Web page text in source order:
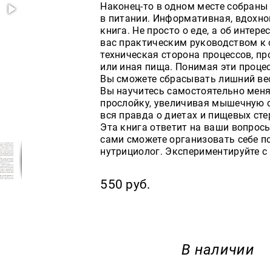
Наконец-то в одном месте
в питании. Информативная,
книга. Не просто о еде, а об
вас практическим руководством
техническая сторона процессов,
или иная пища. Понимая эти
Вы сможете сбрасывать лишний
Вы научитесь самостоятельно
прослойку, увеличивая мышечную
вся правда о диетах и пищевых
Эта книга ответит на ваши
сами сможете организовать себе
нутрициолог. Экспериментируйте
550 руб.
В наличии